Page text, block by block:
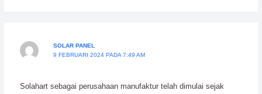
SOLAR PANEL
9 FEBRUARI 2024 PADA 7:49 AM
Solahart sebagai perusahaan manufaktur telah dimulai sejak